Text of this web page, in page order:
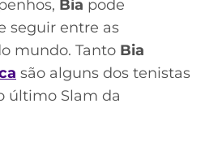
Bia pode
seguir entre as
mundo. Tanto Bia
são alguns dos tenistas
último Slam da